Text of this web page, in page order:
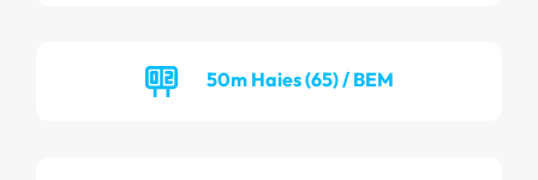
50m Haies (65) / BEM